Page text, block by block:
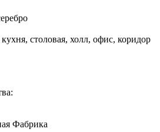
столовая, холл, офис, коридор
Фабрика